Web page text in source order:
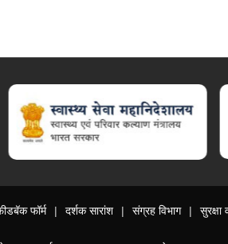
फॉर्म दर्शक सारांश संग्रह विभाग